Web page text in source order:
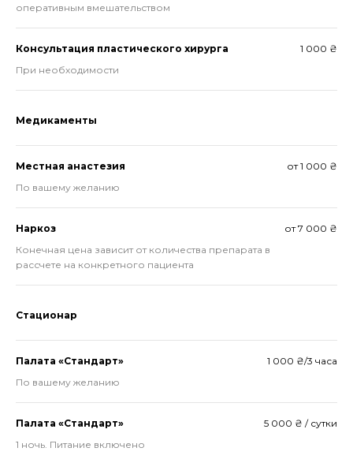
оперативным вмешательством
Консультация пластического хирурга
1 000 ₴
При необходимости
Медикаменты
Местная анастезия
от 1 000 ₴
По вашему желанию
Наркоз
от 7 000 ₴
Конечная цена зависит от количества препарата в
рассчете на конкретного пациента
Стационар
Палата «Стандарт»
1 000 ₴/3 часа
По вашему желанию
Палата «Стандарт»
5 000 ₴ / сутки
1 ночь. Питание включено